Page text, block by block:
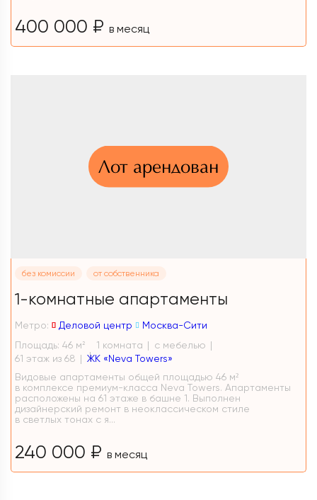
400 000 ₽ в месяц
Лот арендован
без комиссии от собственника
1-комнатные апартаменты
Метро: Деловой центр
Москва-Сити
Площадь: 46 м 2 1 комната
с мебелью
61 этаж из 68
ЖК «Neva Towers»
Видовые апартаменты общей площадью 46 м²
в комплексе премиум-класса Neva Towers. Апартаменты
расположены на 61 этаже в башне 1. Выполнен
дизайнерский ремонт в неоклассическом стиле
в светлых тонах с я...
240 000 ₽ в месяц